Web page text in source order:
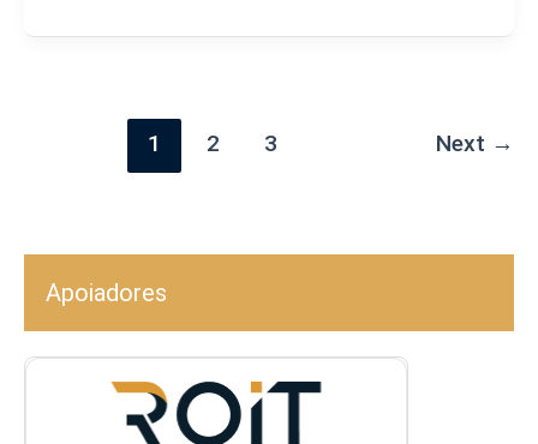
1 2 3 Next →
Apoiadores